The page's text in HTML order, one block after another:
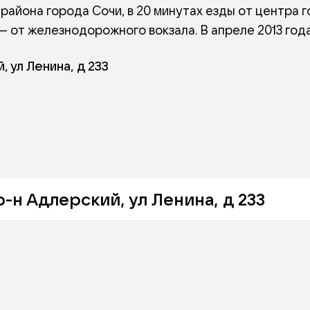
города Сочи, в 20 минутах езды от центра
железнодорожного вокзала. В апреле 2013
категории 3 звезды.
семейного и молодежного отдыха. Одновременно
курс лечения, ознакомиться с местными
экскурсий.
ресторан, кафе, бары,
ул Ленина, д 233
н Адлерский, ул Ленина, д 233